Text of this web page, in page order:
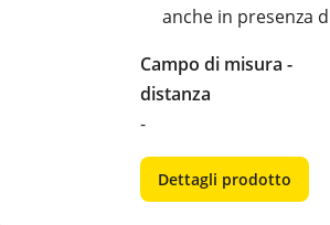
anche in presenza
Campo di misura -
distanza
-
Dettagli prodotto